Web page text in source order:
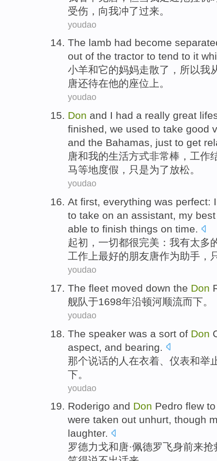
受伤，向我冲了过来。
youdao
The lamb had become
out of the tractor to tend to it
小羊和它的妈妈走散了，所以我
唐还待在他的座位上。
youdao
Don and I had a really great
finished, we used to take good
and the Bahamas, just to get
唐和我的生活方式非常棒，工作
马等地度假，只是为了放松。
youdao
At first, everything was perfect:
to take on an assistant, my
able to finish things on time.
起初，一切都很完美：我有太多
工作上最好的朋友唐作为助手，
youdao
The fleet moved down the Don
舰队于1698年沿顿河顺流而下。
youdao
The speaker was a sort of Don
aspect and bearing
那个说话的人 在衣着、仪表和举
下。
youdao
Roderigo and Don Pedro flew
were taken out unhurt, though
laughter.
罗德力戈和唐·佩德罗飞身前来抢